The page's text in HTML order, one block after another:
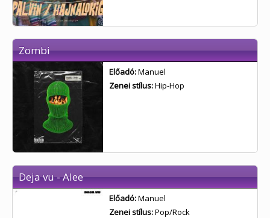
Zombi
Előadó:Manuel
Zenei stílus:Hip-Hop
Deja vu - Alee
Előadó:Manuel
Zenei stílus:Pop/Rock